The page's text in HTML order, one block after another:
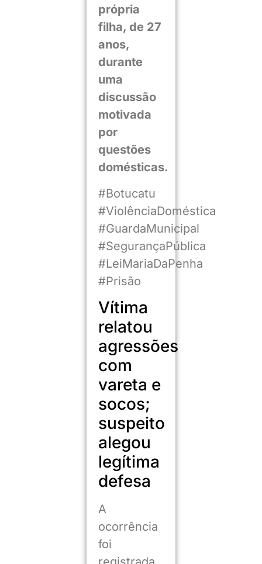
própria
filha, de 27
anos,
durante
uma
discussão
motivada
por
questões
domésticas.
#Botucatu
#ViolênciaDoméstica
#GuardaMunicipal
#SegurançaPública
#LeiMariaDaPenha
#Prisão
Vítima
relatou
agressões
com
vareta e
socos;
suspeito
alegou
legítima
defesa
A
ocorrência
foi